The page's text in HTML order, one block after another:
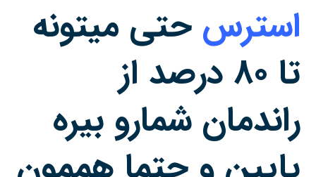
استرس حتی میتونه
تا ۸۰ درصد از
راندمان شمارو بیره